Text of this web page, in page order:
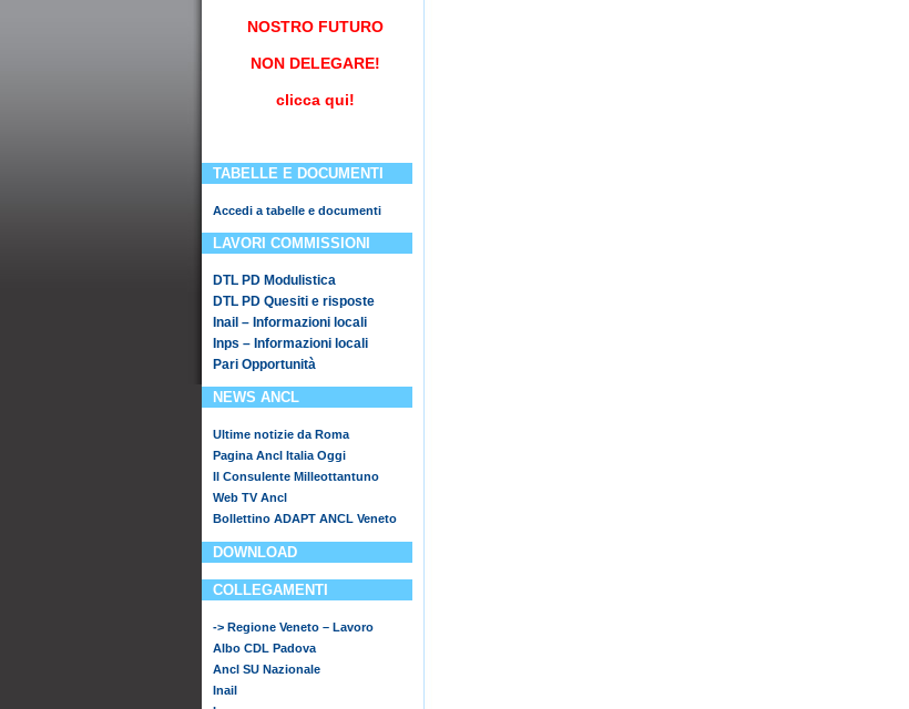
NOSTRO FUTURO
NON DELEGARE!
clicca qui!
TABELLE E DOCUMENTI
Accedi a tabelle e documenti
LAVORI COMMISSIONI
DTL PD Modulistica
DTL PD Quesiti e risposte
Inail – Informazioni locali
Inps – Informazioni locali
Pari Opportunità
NEWS ANCL
Ultime notizie da Roma
Pagina Ancl Italia Oggi
Il Consulente Milleottantuno
Web TV Ancl
Bollettino ADAPT ANCL Veneto
DOWNLOAD
COLLEGAMENTI
-> Regione Veneto – Lavoro
Albo CDL Padova
Ancl SU Nazionale
Inail